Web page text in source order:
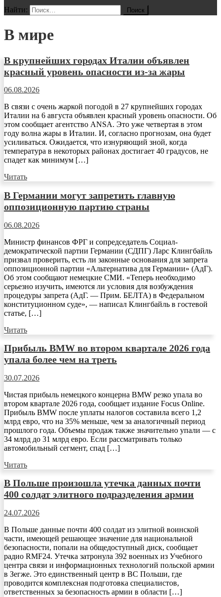
Найти:
В мире
В крупнейших городах Италии объявлен
красный уровень опасности из-за жары
06.08.2026
В связи с очень жаркой погодой в 27 крупнейших городах
Италии на 6 августа объявлен красный уровень опасности. Об
этом сообщает агентство ANSA. Это уже четвертая в этом
году волна жары в Италии. И, согласно прогнозам, она будет
усиливаться. Ожидается, что изнуряющий зной, когда
температура в некоторых районах достигает 40 градусов, не
спадет как минимум […]
Читать
В Германии могут запретить главную
оппозиционную партию страны
06.08.2026
Министр финансов ФРГ и сопредседатель Социал-
демократической партии Германии (СДПГ) Ларс Клингбайль
призвал проверить, есть ли законные основания для запрета
оппозиционной партии «Альтернатива для Германии» (АдГ).
Об этом сообщают немецкие СМИ. «Теперь необходимо
серьезно изучить, имеются ли условия для возбуждения
процедуры запрета (АдГ. — Прим. БЕЛТА) в Федеральном
конституционном суде», — написал Клингбайль в гостевой
статье, […]
Читать
Прибыль BMW во втором квартале 2026 года
упала более чем на треть
30.07.2026
Чистая прибыль немецкого концерна BMW резко упала во
втором квартале 2026 года, сообщает издание Focus Online.
Прибыль BMW после уплаты налогов составила всего 1,2
млрд евро, что на 35% меньше, чем за аналогичный период
прошлого года. Объемы продаж также значительно упали — с
34 млрд до 31 млрд евро. Если рассматривать только
автомобильный сегмент, спад […]
Читать
В Польше произошла утечка данных почти
400 солдат элитного подразделения армии
24.07.2026
В Польше данные почти 400 солдат из элитной воинской
части, имеющей решающее значение для национальной
безопасности, попали на общедоступный диск, сообщает
радио RMF24. Утечка затронула 392 военных из Учебного
центра связи и информационных технологий польской армии
в Зегже. Это единственный центр в ВС Польши, где
проводится комплексная подготовка специалистов,
ответственных за безопасность армии в области […]